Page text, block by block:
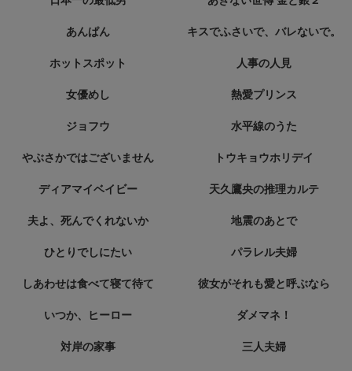
あんぱん キスでふさいで、バレないで。
ホットスポット 人事の人見
女優めし 熱愛プリンス
ジョフウ 水平線のうた
やぶさかではございません トウキョウホリデイ
ディアマイベイビー 天久鷹央の推理カルテ
夫よ、死んでくれないか 地震のあとで
ひとりでしにたい パラレル夫婦
しあわせは食べて寝て待て 彼女がそれも愛と呼ぶなら
いつか、ヒーロー ダメマネ！
対岸の家事 三人夫婦